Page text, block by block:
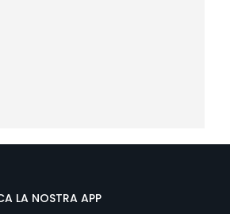
LA NOSTRA APP